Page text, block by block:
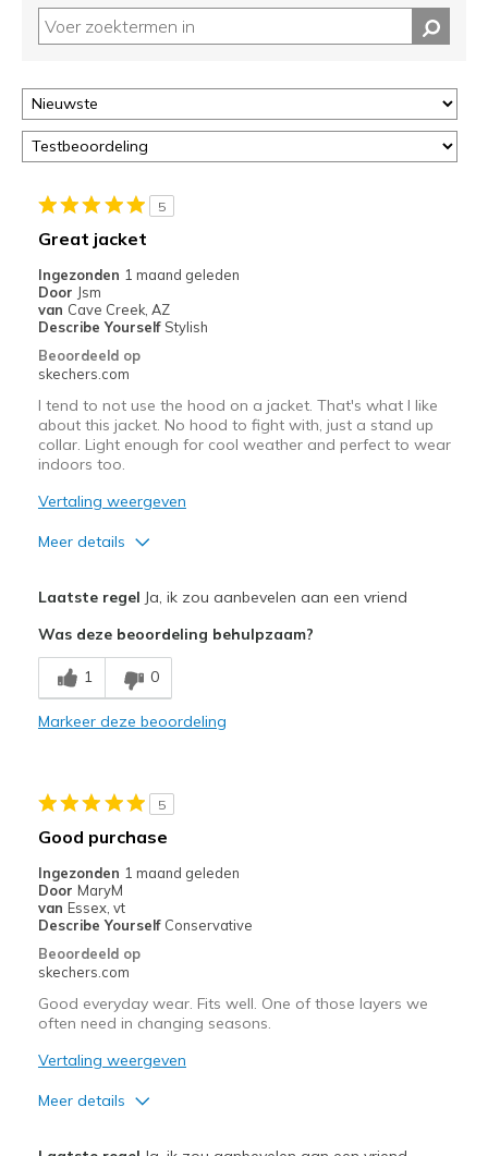
deze
of
door
<a
href="javascript:location.href=location.pathname;">hier</a>
page
met
migratiegeschiedenis
van
de
5
Great jacket
Ingezonden 1 maand geleden
Door Jsm
van Cave Creek, AZ
Describe Yourself Stylish
Beoordeeld op
skechers.com
I tend to not use the hood on a jacket. That's what I like
about this jacket. No hood to fight with, just a stand up
collar. Light enough for cool weather and perfect to wear
indoors too.
Vertaling weergeven
Meer details
Comfortable
Stylish
Travel
Width
Feels true to width
Sizing
View On Shoes
I'm Into Shoes
Laatste regel Ja, ik zou aanbevelen aan een vriend
Was deze beoordeling behulpzaam?
1 0
Markeer deze beoordeling
5
Good purchase
Ingezonden 1 maand geleden
Door MaryM
van Essex, vt
Describe Yourself Conservative
Beoordeeld op
skechers.com
Good everyday wear. Fits well. One of those layers we
often need in changing seasons.
Vertaling weergeven
Meer details